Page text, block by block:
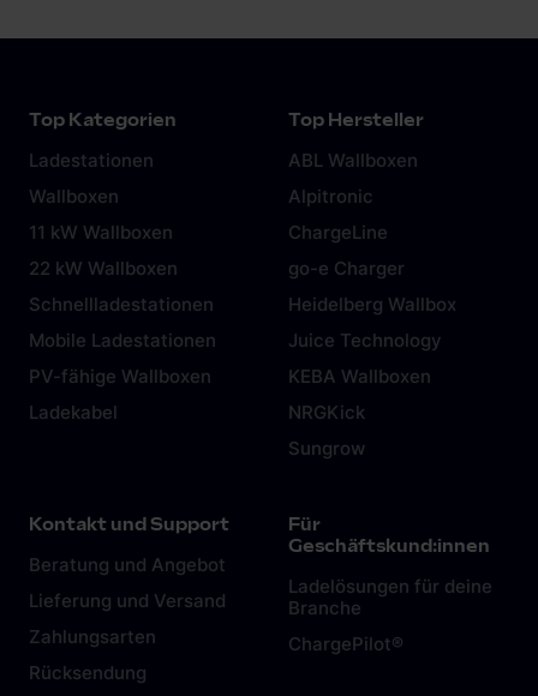
Top Kategorien
Ladestationen
Wallboxen
11 kW Wallboxen
22 kW Wallboxen
Schnellladestationen
Mobile Ladestationen
PV-fähige Wallboxen
Ladekabel
Top Hersteller
ABL Wallboxen
Alpitronic
ChargeLine
go-e Charger
Heidelberg Wallbox
Juice Technology
KEBA Wallboxen
NRGKick
Sungrow
Kontakt und Support
Beratung und Angebot
Lieferung und Versand
Zahlungsarten
Rücksendung
Für
Geschäftskund:innen
Ladelösungen für deine
Branche
ChargePilot®